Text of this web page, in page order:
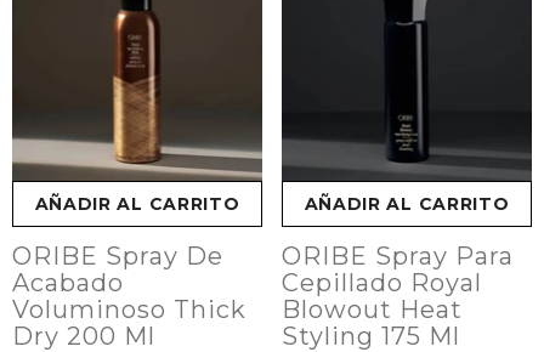
AÑADIR AL CARRITO
ORIBE Spray De
Acabado
Voluminoso Thick
Dry 200 Ml
AÑADIR AL CARRITO
ORIBE Spray Para
Cepillado Royal
Blowout Heat
Styling 175 Ml